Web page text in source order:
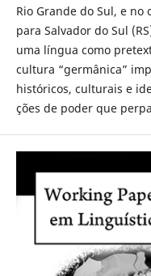
Rio Grande do Sul, e
para Salvador do Sul
uma língua como
cultura “germânica”
históricos, culturais e
ções de poder que